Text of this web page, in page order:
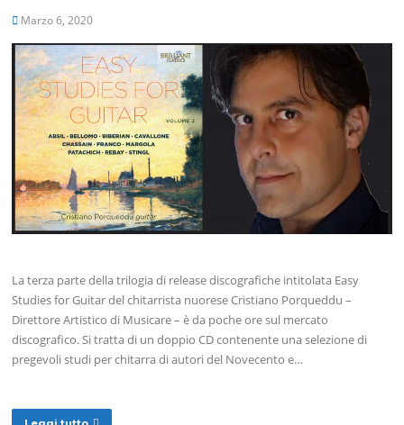
Marzo 6, 2020
La terza parte della trilogia di release discografiche intitolata Easy
Studies for Guitar del chitarrista nuorese Cristiano Porqueddu –
Direttore Artistico di Musicare – è da poche ore sul mercato
discografico. Si tratta di un doppio CD contenente una selezione di
pregevoli studi per chitarra di autori del Novecento e…